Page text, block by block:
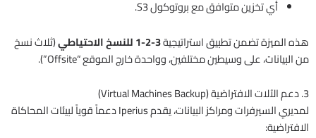
أي تخزين متوافق مع بروتوكول S3.
هذه الميزة تضمن تطبيق استراتيجية3-2-1 للنسخ الاحتياطي
(ثلاث نسخ
من البيانات، على وسيطين مختلفين، وواحدة خارج الموقع “Offsite”).
3. دعم الآلات الافتراضية (Virtual Machines Backup)
لمديري السيرفرات ومراكز البيانات، يقدم Iperius دعماً قوياً لبيئات المحاكاة
الافتراضية: